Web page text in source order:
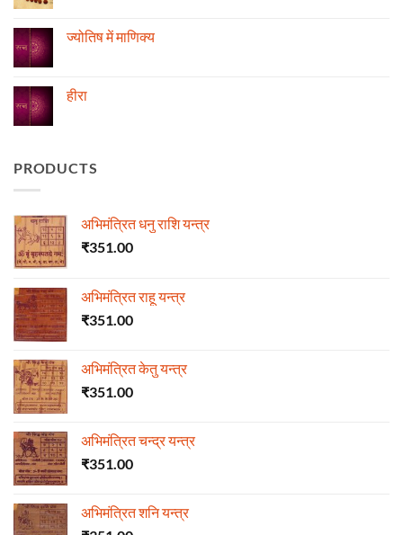
रुद्राक्ष
की
ज्योतिष में माणिक्य
ज्योतिष
मेंहीरा
PRODUCTS
अभिमंत्रित धनु राशि यन्त्र
₹351.00
अभिमंत्रित राहू यन्त्र
₹351.00
अभिमंत्रित केतु यन्त्र
₹351.00
अभिमंत्रित चन्द्र यन्त्र
₹351.00
अभिमंत्रित शनि यन्त्र